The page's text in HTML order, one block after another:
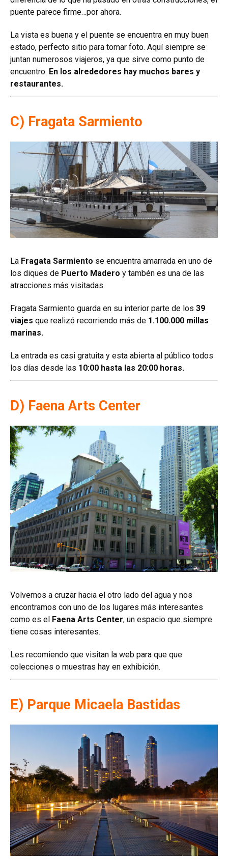
puente parece firme…por ahora.
La vista es buena y el puente se encuentra en muy buen
estado, perfecto sitio para tomar foto. Aquí siempre se
juntan numerosos viajeros, ya que sirve como punto de
encuentro. En los alrededores hay muchos bares y
restaurantes.
C) Fragata Sarmiento
La Fragata Sarmiento se encuentra amarrada en uno de
los diques de Puerto Madero y tambén es una de las
atracciones más visitadas.
Fragata Sarmiento guarda en su interior parte de los 39
viajes que realizó recorriendo más de 1.100.000 millas
marinas.
La entrada es casi gratuita y esta abierta al público todos
los días desde las 10:00 hasta las 20:00 horas.
D) Faena Arts Center
Volvemos a cruzar hacia el otro lado del agua y nos
encontramos con uno de los lugares más interesantes
como es el Faena Arts Center, un espacio que siempre
tiene cosas interesantes.
Les recomiendo que visitan la web para que que
colecciones o muestras hay en exhibición.
E) Parque Micaela Bastidas